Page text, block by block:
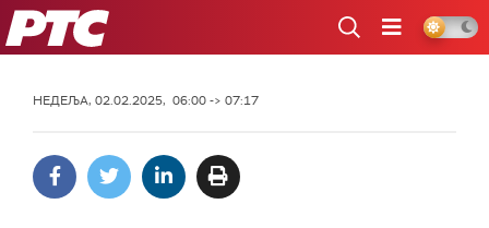
РТС
НЕДЕЉА, 02.02.2025, 06:00 -> 07:17